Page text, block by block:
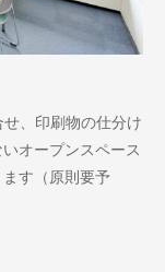
、印刷物の仕分け
オープンスペース
す（原則要予